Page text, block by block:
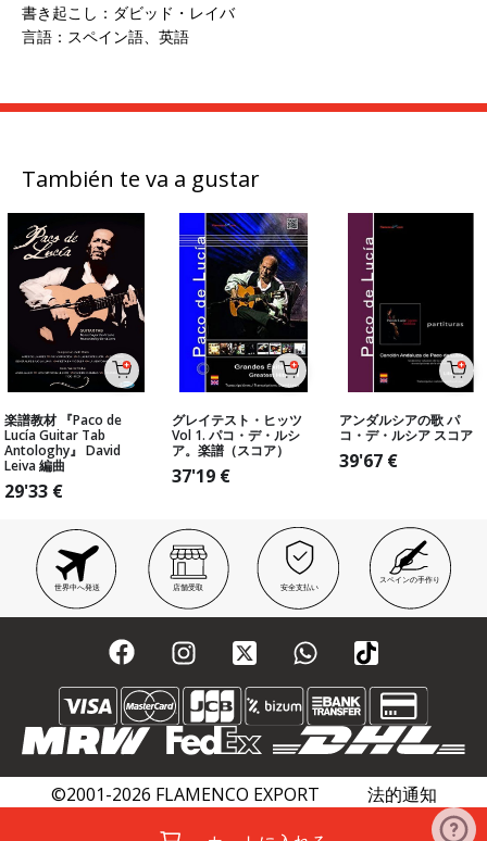
書き起こし：ダビッド・レイバ
言語：スペイン語、英語
También te va a gustar
楽譜教材 『Paco de
Lucía Guitar Tab
Antologhy』 David
Leiva 編曲
29'33 €
グレイテスト・ヒッツ
Vol 1. パコ・デ・ルシ
ア。楽譜（スコア）
37'19 €
アンダルシアの歌 パ
コ・デ・ルシア スコア
39'67 €
世界中へ発送 店舗受取 安全支払い
スペインの手作り
©2001-2026 FLAMENCO EXPORT
法的通知
プライバシーポリシー
クッキーポリシー